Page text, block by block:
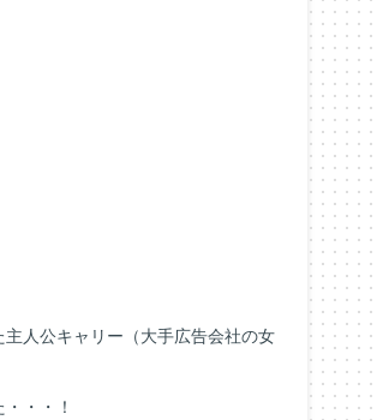
人公キャリー（大手広告会社の女
・・！